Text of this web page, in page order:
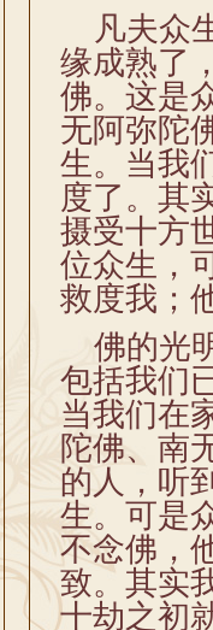
凡夫众
缘成熟了
佛。这是
无阿弥陀
生。当我
度了。其
摄受十方
位众生，
救度我；
佛的光
包括我们
当我们在
陀佛、南
的人，听
生。可是
不念佛，
致。其实
十劫之初